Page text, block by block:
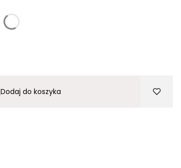
Dodaj do koszyka